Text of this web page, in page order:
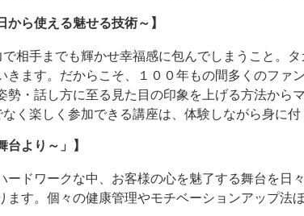
ら使える魅せる技術～】
相手までも輝かせ幸福感に包んでしまうこと。
ます。だからこそ、１００年もの間多くのファ
・話し方に至る見た目の印象を上げる方法から
く楽しく参加できる講座は、体験しながら身に
より～」】
ドワークな中、お客様の心を魅了する舞台を日
す。個々の健康管理やモチベーションアップ法